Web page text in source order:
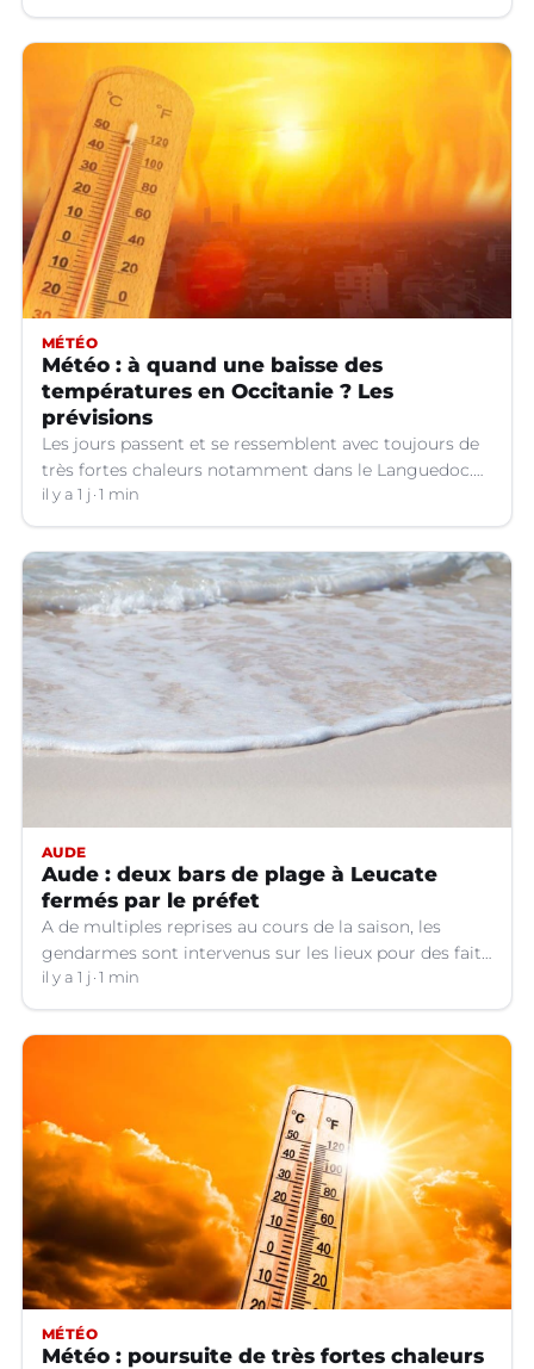
MÉTÉO
Météo : à quand une baisse des
températures en Occitanie ? Les
prévisions
Les jours passent et se ressemblent avec toujours de
très fortes chaleurs notamment dans le Languedoc.
Jusqu’à quand ?
il y a 1 j 1 min
AUDE
Aude : deux bars de plage à Leucate
fermés par le préfet
A de multiples reprises au cours de la saison, les
gendarmes sont intervenus sur les lieux pour des faits
de violences, de consommation d'alcool, de rixes, de
tapage, de stationnement...
il y a 1 j 1 min
MÉTÉO
Météo : poursuite de très fortes chaleurs